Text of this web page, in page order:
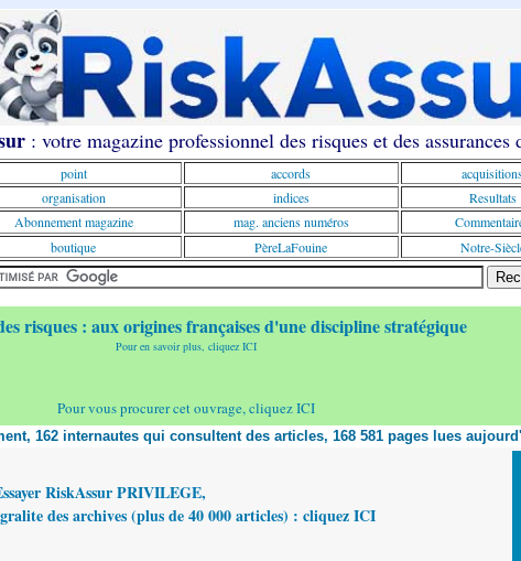
: votre magazine professionnel des risques et des assurances
point accords
organisation indices Resultats
Abonnement magazine mag. anciens numéros
boutique PèreLaFouine Notre-
risques : aux origines françaises d'une discipline stratégique
Pour en savoir plus, cliquez ICI
Pour vous procurer cet ouvrage, cliquez ICI
162 internautes qui consultent des articles, 168 581 pages lues
RiskAssur PRIVILEGE,
des archives (plus de 40 000 articles) : cliquez ICI